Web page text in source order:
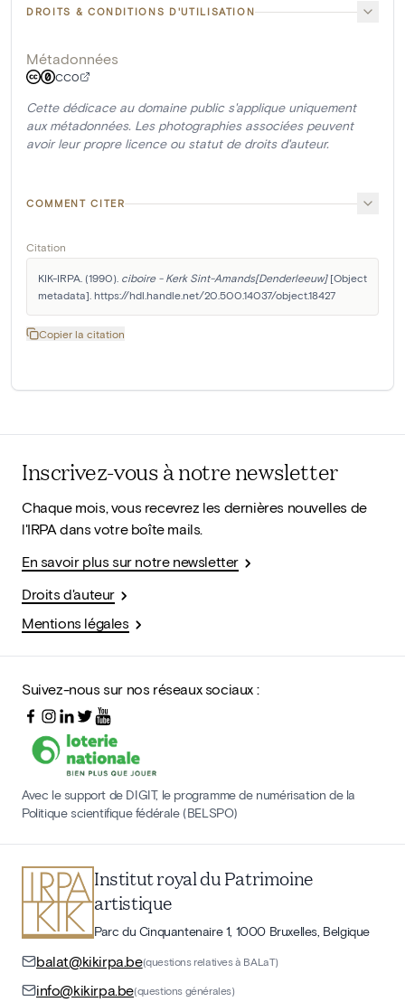
DROITS & CONDITIONS D'UTILISATION
Métadonnées
CC0
Cette dédicace au domaine public s'applique uniquement
aux métadonnées. Les photographies associées peuvent
avoir leur propre licence ou statut de droits d'auteur.
COMMENT CITER
Citation
KIK-IRPA. (1990). ciboire - Kerk Sint-Amands[Denderleeuw] [Object
metadata]. https://hdl.handle.net/20.500.14037/object.18427
Copier la citation
Inscrivez-vous à notre newsletter
Chaque mois, vous recevrez les dernières nouvelles de
l'IRPA dans votre boîte mails.
En savoir plus sur notre newsletter
Droits d'auteur
Mentions légales
Suivez-nous sur nos réseaux sociaux :
Avec le support de DIGIT, le programme de numérisation de la
Politique scientifique fédérale (BELSPO)
Institut royal du Patrimoine
artistique
Parc du Cinquantenaire 1, 1000 Bruxelles, Belgique
balat@kikirpa.be(questions relatives à BALaT)
info@kikirpa.be(questions générales)